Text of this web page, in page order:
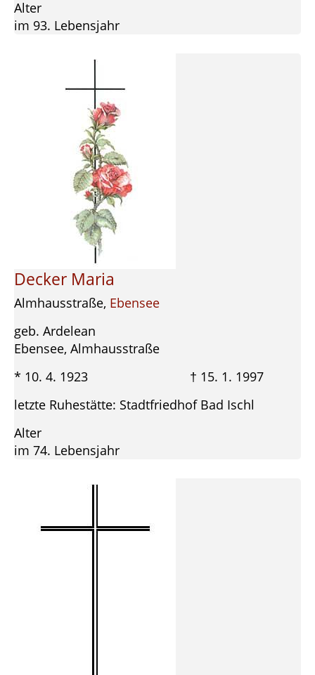
Alter
im 93. Lebensjahr
Decker Maria
Almhausstraße, Ebensee
geb. Ardelean
Ebensee, Almhausstraße
* 10. 4. 1923 † 15. 1. 1997
letzte Ruhestätte: Stadtfriedhof Bad Ischl
Alter
im 74. Lebensjahr